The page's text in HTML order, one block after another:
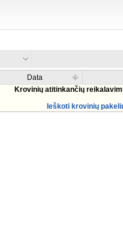
Data
Krovinių atitinkančių
Ieškoti krovinių